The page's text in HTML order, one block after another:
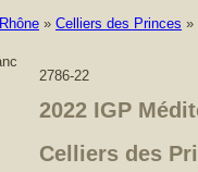
Rhône » Celliers des Princes »
2786-22
2022 IGP
Celliers des